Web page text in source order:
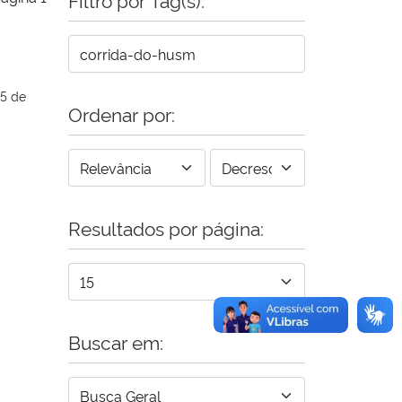
de
Ordenar por:
Resultados por página:
Buscar em: